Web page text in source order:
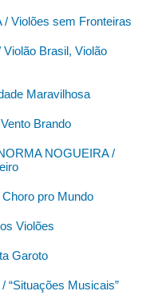
Violões sem Fronteiras
Brasil, Violão
Maravilhosa
Brando
NOGUEIRA /
pro Mundo
Violões
Garoto
“Situações Musicais”